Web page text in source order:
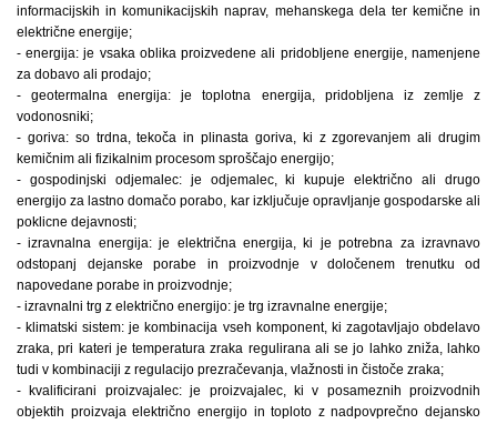
informacijskih in komunikacijskih naprav, mehanskega dela ter kemične in
električne energije;
- energija: je vsaka oblika proizvedene ali pridobljene energije, namenjene
za dobavo ali prodajo;
- geotermalna energija: je toplotna energija, pridobljena iz zemlje z
vodonosniki;
- goriva: so trdna, tekoča in plinasta goriva, ki z zgorevanjem ali drugim
kemičnim ali fizikalnim procesom sproščajo energijo;
- gospodinjski odjemalec: je odjemalec, ki kupuje električno ali drugo
energijo za lastno domačo porabo, kar izključuje opravljanje gospodarske ali
poklicne dejavnosti;
- izravnalna energija: je električna energija, ki je potrebna za izravnavo
odstopanj dejanske porabe in proizvodnje v določenem trenutku od
napovedane porabe in proizvodnje;
- izravnalni trg z električno energijo: je trg izravnalne energije;
- klimatski sistem: je kombinacija vseh komponent, ki zagotavljajo obdelavo
zraka, pri kateri je temperatura zraka regulirana ali se jo lahko zniža, lahko
tudi v kombinaciji z regulacijo prezračevanja, vlažnosti in čistoče zraka;
- kvalificirani proizvajalec: je proizvajalec, ki v posameznih proizvodnih
objektih proizvaja električno energijo in toploto z nadpovprečno dejansko